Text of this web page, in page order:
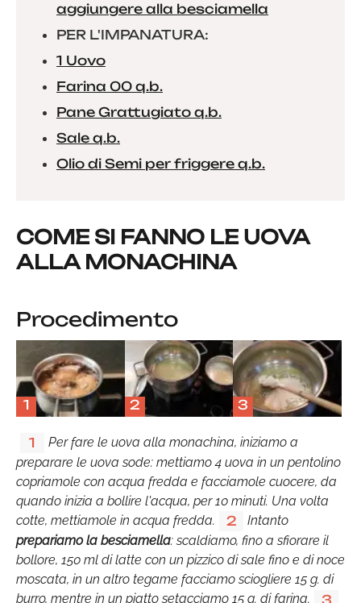
aggiungere alla besciamella
PER L'IMPANATURA:
1 Uovo
Farina 00 q.b.
Pane Grattugiato q.b.
Sale q.b.
Olio di Semi per friggere q.b.
COME SI FANNO LE UOVA
ALLA MONACHINA
Procedimento
1 2 3
1
Per fare le uova alla monachina, iniziamo a
preparare le uova sode: mettiamo 4 uova in un pentolino
copriamole con acqua fredda e facciamole cuocere, da
quando inizia a bollire l'acqua, per 10 minuti. Una volta
cotte, mettiamole in acqua fredda.
2
Intanto
prepariamo la besciamella: scaldiamo, fino a sfiorare il
bollore, 150 ml di latte con un pizzico di sale fino e di noce
moscata, in un altro tegame facciamo sciogliere 15 g. di
burro, mentre in un piatto setacciamo 15 g. di farina.
3